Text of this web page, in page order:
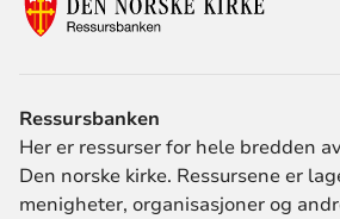
Ressursbanken
Her er ressurser for hele bredden
Den norske kirke. Ressursene er
menigheter, organisasjoner og